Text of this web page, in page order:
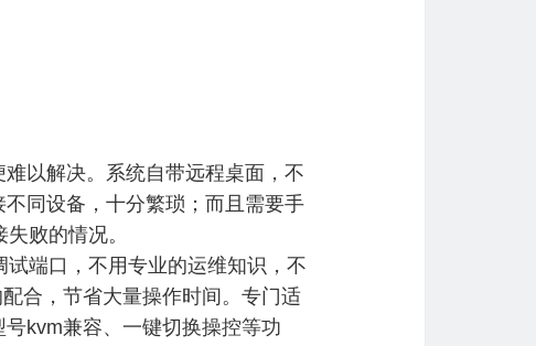
以解决。系统自带远程桌面，不
同设备，十分繁琐；而且需要手
败的情况。
端口，不用专业的运维知识，不
合，节省大量操作时间。专门适
kvm兼容、一键切换操控等功